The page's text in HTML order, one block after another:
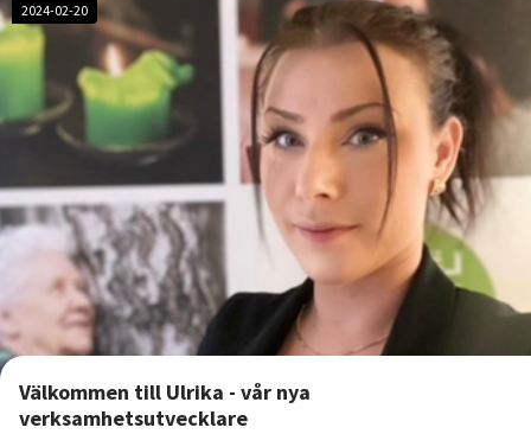
2024-02-20
Välkommen till Ulrika - vår nya
verksamhetsutvecklare